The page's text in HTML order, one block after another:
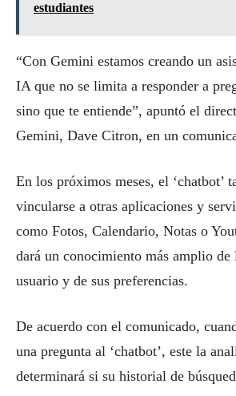
estudiantes
“Con Gemini estamos creando un
IA que no se limita a responder a
sino que te entiende”, apuntó el
Gemini, Dave Citron, en un
En los próximos meses, el ‘chatbot’
vincularse a otras aplicaciones y
como Fotos, Calendario, Notas o
dará un conocimiento más amplio de
usuario y de sus preferencias.
De acuerdo con el comunicado,
una pregunta al ‘chatbot’, este la
determinará si su historial de